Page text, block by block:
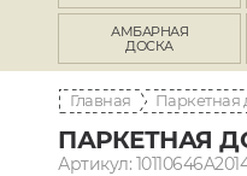
АМБАРНАЯ
ДОСКА
Главная Паркетная
ПАРКЕТНАЯ
Артикул: